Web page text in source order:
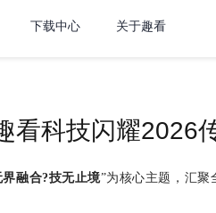
下载中心 关于趣看
看科技闪耀2026
界融合?技无止境”为核心主题，汇聚